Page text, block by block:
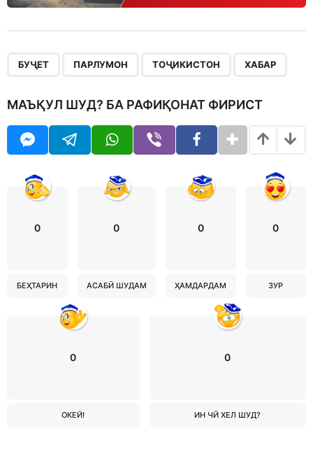
БУҶЕТ ПАРЛУМОН ТОҶИКИСТОН ХАБАР
МАЪҚУЛ ШУД? БА РАФИҚОНАТ ФИРИСТ
0
БЕҲТАРИН
0
АСАБӢ ШУДАМ
0
ҲАМДАРДАМ
0
ЗУР
0
ОКЕЙ!
0
ИН ЧӢ ХЕЛ ШУД?